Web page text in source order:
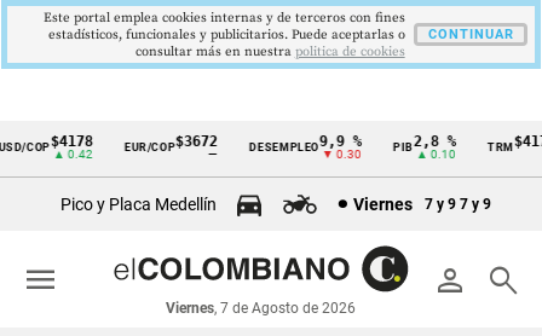
Cintillo
económicos
Colombia
COP$4178
▲ 0.42
EUR/COP$3672 DESEMPLEO9,9 %
▼ 0.30
2,8 %
▲ 0.10
TRM
Pico y Placa Medellín Viernes 7 y 9 7 y 9
person search
Viernes, 7 de Agosto de 2026
menu
Este portal emplea cookies internas y de terceros con fines
estadísticos, funcionales y publicitarios. Puede aceptarlas o
consultar más en nuestra politica de cookies
CONTINUAR